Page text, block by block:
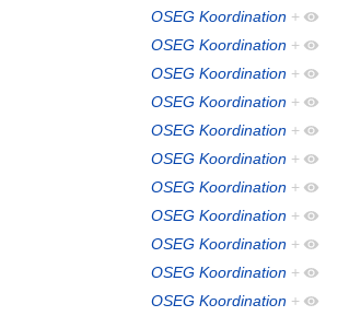
OSEG Koordination +
OSEG Koordination +
OSEG Koordination +
OSEG Koordination +
OSEG Koordination +
OSEG Koordination +
OSEG Koordination +
OSEG Koordination +
OSEG Koordination +
OSEG Koordination +
OSEG Koordination +